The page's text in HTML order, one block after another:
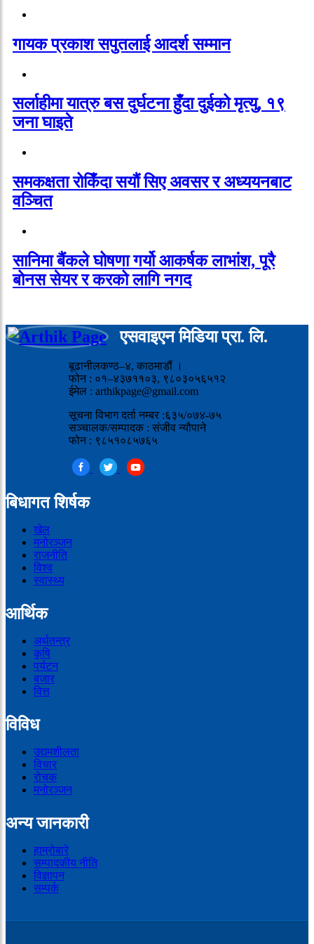
गायक प्रकाश सपुतलाई आदर्श सम्मान
सर्लाहीमा यात्रु बस दुर्घटना हुँदा दुईको मृत्यु, १९
जना घाइते
समकक्षता रोकिँदा सयौं सिए अवसर र अध्ययनबाट
वञ्चित
सानिमा बैंकले घोषणा गर्यो आकर्षक लाभांश, पूरै
बोनस सेयर र करको लागि नगद
एसवाइएन मिडिया प्रा. लि.
बूढानीलकण्ठ–४, काठमाडौं ।
फोन : ०१–४३७११०३, ९८०३०५६५१२
ईमेल : arthikpage@gmail.com
सूचना विभाग दर्ता नम्बर :६३५/०७४-७५
सञ्चालक/सम्पादक : संजीव न्यौपाने
फोन : ९८५१०८५७६५
बिधागत शिर्षक
खेल
मनोरञ्जन
राजनीति
विश्व
स्वास्थ्य
आर्थिक
अर्थतन्त्र
कृषि
पर्यटन
बजार
वित्त
विविध
उद्यमशीलता
विचार
रोचक
मनोरञ्जन
अन्य जानकारी
हाम्रोबारे
सम्पादकीय नीति
विज्ञापन
सम्पर्क